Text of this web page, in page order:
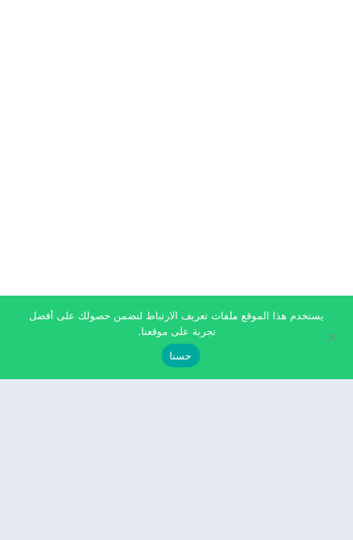
يستخدم هذا الموقع ملفات تعريف الارتباط لنضمن حصولك على أفضل
تجربة على موقعنا.
حسنا